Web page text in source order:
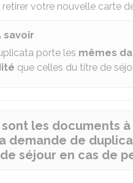
retirer votre nouvelle carte
savoir
porte les mêmes
que celles du titre de
sont les documents
demande de
séjour en cas de